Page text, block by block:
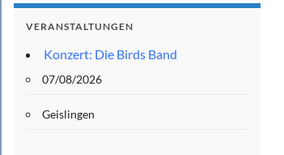
VERANSTALTUNGEN
Konzert: Die Birds Band
07/08/2026
Geislingen